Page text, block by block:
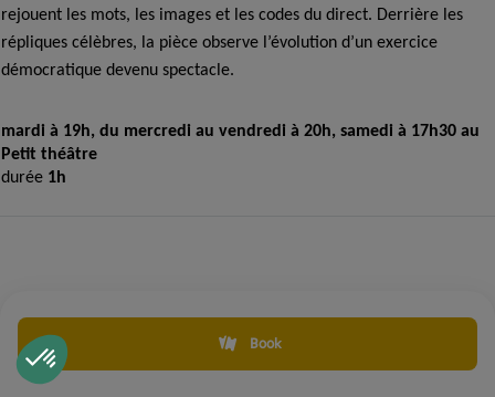
rejouent les mots, les images et les codes du direct. Derrière les
répliques célèbres, la pièce observe l’évolution d’un exercice
démocratique devenu spectacle.
mardi à 19h, du mercredi au vendredi à 20h, samedi à 17h30 au
Petit théâtre
durée 1h
Book